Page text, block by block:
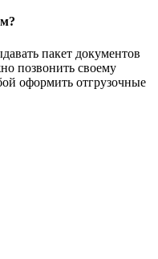
пакет документов
позвонить своему
оформить отгрузочные